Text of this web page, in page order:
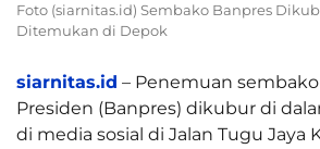
Foto (siarnitas.id) Sembako Banpres
Ditemukan di Depok
siarnitas.id – Penemuan
Presiden (Banpres) dikubur di
di media sosial di Jalan Tugu Jaya